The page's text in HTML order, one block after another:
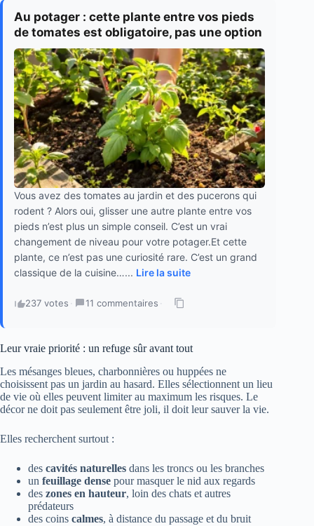
Au potager : cette plante entre vos pieds
de tomates est obligatoire, pas une option
Vous avez des tomates au jardin et des pucerons qui
rodent ? Alors oui, glisser une autre plante entre vos
pieds n’est plus un simple conseil. C’est un vrai
changement de niveau pour votre potager.Et cette
plante, ce n’est pas une curiosité rare. C’est un grand
classique de la cuisine…... Lire la suite
237 votes · 11 commentaires ·
Leur vraie priorité : un refuge sûr avant tout
Les mésanges bleues, charbonnières ou huppées ne
choisissent pas un jardin au hasard. Elles sélectionnent un lieu
de vie où elles peuvent limiter au maximum les risques. Le
décor ne doit pas seulement être joli, il doit leur sauver la vie.
Elles recherchent surtout :
des cavités naturelles dans les troncs ou les branches
un feuillage dense pour masquer le nid aux regards
des zones en hauteur, loin des chats et autres
prédateurs
des coins calmes, à distance du passage et du bruit